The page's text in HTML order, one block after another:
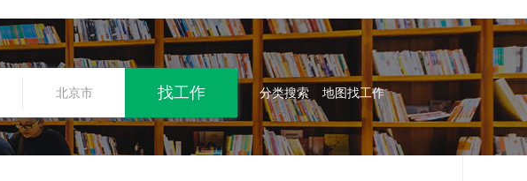
北京市 分类搜索 地图找工作